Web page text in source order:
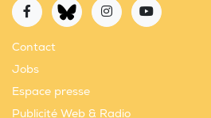
Contact
Jobs
Espace presse
Publicité Web & Radio